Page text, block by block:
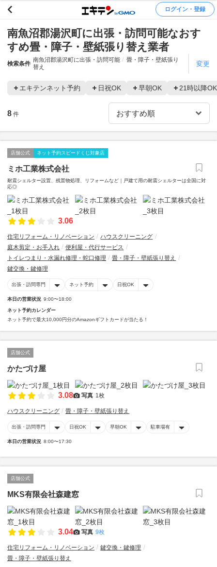
ログイン・登録
南魚沼郡湯沢町に出張・訪問可能なおす
すめ畳・障子・壁紙張り替え業者
検索条件
南魚沼郡湯沢町に出張・訪問可能
畳・障子・壁紙張り
替え
変更
エキテンネット予約 日祝OK 早朝OK 21時以降OK
8 件
店舗公式 ネット予約スピードくじ対象店
ミホ工業株式会社
耐震シェルター設置、残置物処理、リフォームなど｜戸建て用の耐震シェルターは全国に対
応◎
3.06
住宅リフォーム・リノベーション
ハウスクリーニング
庭木剪定・お手入れ
便利屋・代行サービス
トイレつまり・水漏れ修理・蛇口修理
畳・障子・壁紙張り替え
鍵交換・鍵修理
出張・訪問専門 ネット予約 日祝OK
本日の営業状況 9:00〜18:00
ネット予約カレンダー
ネット予約で最大10,000円分のAmazonギフトカードが当たる！
店舗公式
かたづけ屋
3.08 写真 1枚
ハウスクリーニング 畳・障子・壁紙張り替え
出張・訪問専門 日祝OK 早朝OK 駐車場有
本日の営業状況 8:00〜17:30
店舗公式
MKS有限会社森建窓
3.04 写真 9枚
住宅リフォーム・リノベーション
鍵交換・鍵修理
畳・障子・壁紙張り替え